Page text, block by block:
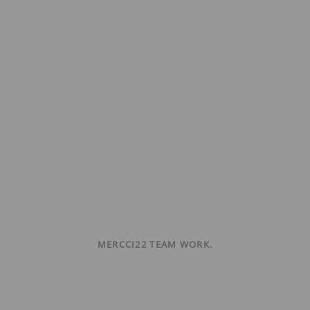
MERCCI22 TEAM WORK.